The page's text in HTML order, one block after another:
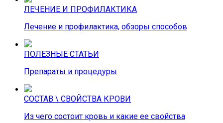
ЛЕЧЕНИЕ И ПРОФИЛАКТИКА
Лечение и профилактика, обзоры способов
ПОЛЕЗНЫЕ СТАТЬИ
Препараты и процедуры
СОСТАВ \ СВОЙСТВА КРОВИ
Из чего состоит кровь и какие ее свойства